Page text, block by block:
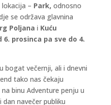
– Park, odnosno
se održava glavnina
Poljana i Kuću
6. prosinca pa sve do 4.
bogat večernji, ali i dnevni
tako nas čekaju
binu Adventure penju u
navečer publiku